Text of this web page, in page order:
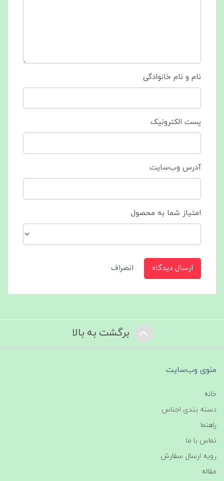
نام و نام خانوادگی
پست الکترونیک
آدرس وب‌سایت
امتیاز شما به محصول
ارسال دیدگاه انصراف
برگشت به بالا
منوی وب‌سایت
خانه
دسته بندی اجناس
راهنما
تماس با ما
رویه ارسال سفارش
مقاله